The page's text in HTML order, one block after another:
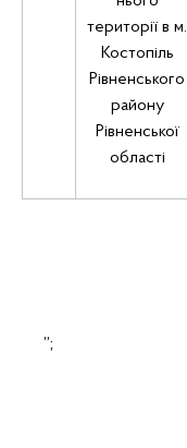
території в м.
Костопіль
Рівненського
району
Рівненської
області
”;